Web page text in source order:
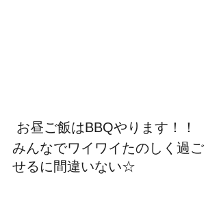
お昼ご飯はBBQやります！！
みんなでワイワイたのしく過ご
せるに間違いない☆